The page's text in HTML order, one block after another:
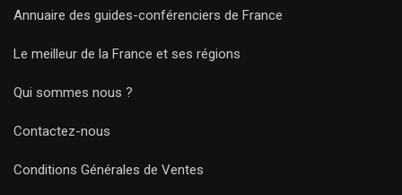
Annuaire des guides-conférenciers de France
Le meilleur de la France et ses régions
Qui sommes nous ?
Contactez-nous
Conditions Générales de Ventes